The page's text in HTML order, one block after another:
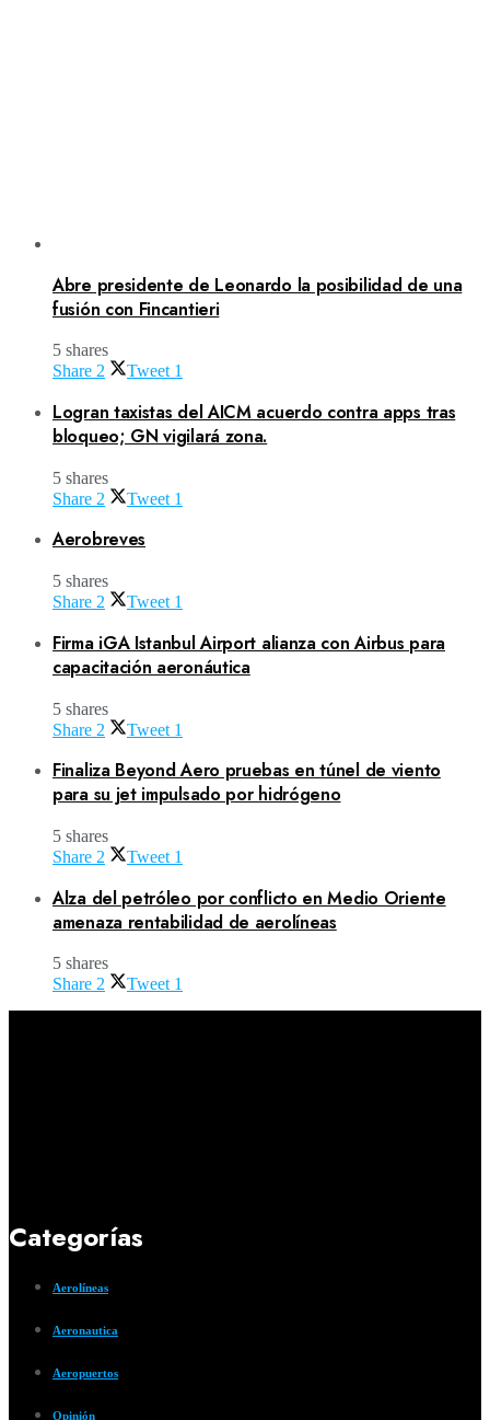
Abre presidente de Leonardo la posibilidad de una
fusión con Fincantieri
5 shares
Share 2 Tweet 1
Logran taxistas del AICM acuerdo contra apps tras
bloqueo; GN vigilará zona.
5 shares
Share 2 Tweet 1
Aerobreves
5 shares
Share 2 Tweet 1
Firma iGA Istanbul Airport alianza con Airbus para
capacitación aeronáutica
5 shares
Share 2 Tweet 1
Finaliza Beyond Aero pruebas en túnel de viento
para su jet impulsado por hidrógeno
5 shares
Share 2 Tweet 1
Alza del petróleo por conflicto en Medio Oriente
amenaza rentabilidad de aerolíneas
5 shares
Share 2 Tweet 1
Categorías
Aerolíneas
Aeronautica
Aeropuertos
Opinión